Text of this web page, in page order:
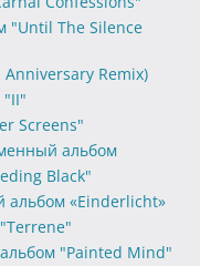
"Until The Silence
Remix)
"II"
Screens"
альбом
Black"
альбом «Einderlicht»
"Painted Mind"